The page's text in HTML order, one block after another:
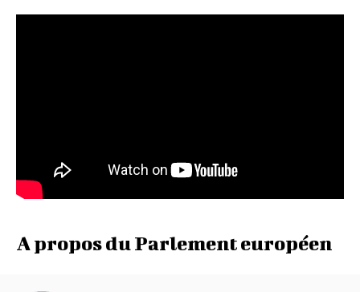
A propos du Parlement européen